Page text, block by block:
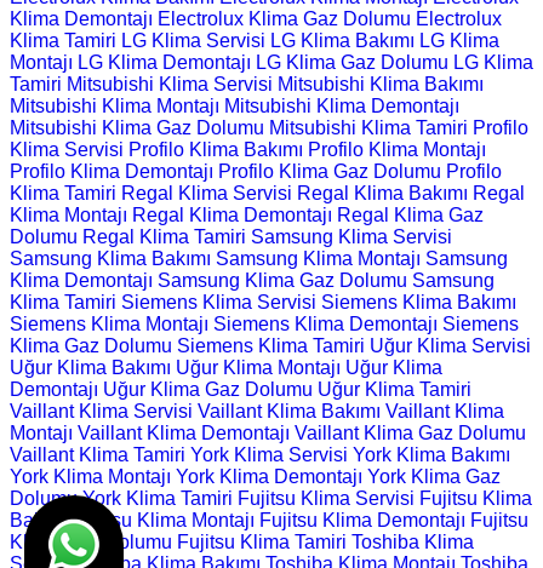
Klima Demontajı Electrolux Klima Gaz Dolumu Electrolux
Klima Tamiri LG Klima Servisi LG Klima Bakımı LG Klima
Montajı LG Klima Demontajı LG Klima Gaz Dolumu LG Klima
Tamiri Mitsubishi Klima Servisi Mitsubishi Klima Bakımı
Mitsubishi Klima Montajı Mitsubishi Klima Demontajı
Mitsubishi Klima Gaz Dolumu Mitsubishi Klima Tamiri Profilo
Klima Servisi Profilo Klima Bakımı Profilo Klima Montajı
Profilo Klima Demontajı Profilo Klima Gaz Dolumu Profilo
Klima Tamiri Regal Klima Servisi Regal Klima Bakımı Regal
Klima Montajı Regal Klima Demontajı Regal Klima Gaz
Dolumu Regal Klima Tamiri Samsung Klima Servisi
Samsung Klima Bakımı Samsung Klima Montajı Samsung
Klima Demontajı Samsung Klima Gaz Dolumu Samsung
Klima Tamiri Siemens Klima Servisi Siemens Klima Bakımı
Siemens Klima Montajı Siemens Klima Demontajı Siemens
Klima Gaz Dolumu Siemens Klima Tamiri Uğur Klima Servisi
Uğur Klima Bakımı Uğur Klima Montajı Uğur Klima
Demontajı Uğur Klima Gaz Dolumu Uğur Klima Tamiri
Vaillant Klima Servisi Vaillant Klima Bakımı Vaillant Klima
Montajı Vaillant Klima Demontajı Vaillant Klima Gaz Dolumu
Vaillant Klima Tamiri York Klima Servisi York Klima Bakımı
York Klima Montajı York Klima Demontajı York Klima Gaz
Dolumu York Klima Tamiri Fujitsu Klima Servisi Fujitsu Klima
Bakımı Fujitsu Klima Montajı Fujitsu Klima Demontajı Fujitsu
Klima Gaz Dolumu Fujitsu Klima Tamiri Toshiba Klima
Servisi Toshiba Klima Bakımı Toshiba Klima Montajı Toshiba